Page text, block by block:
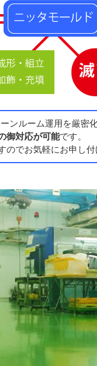
ンルーム運用を厳密
御対応が可能です。
のでお気軽にお申し